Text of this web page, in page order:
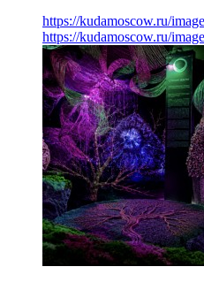
https://kudamoscow.ru/
https://kudamoscow.ru/